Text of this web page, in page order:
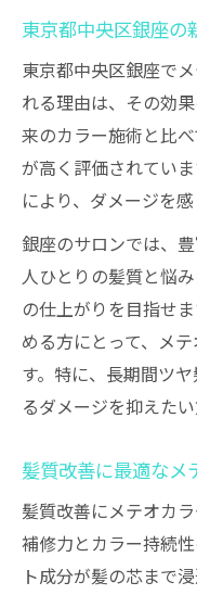
東京都中央区銀座の
東京都中央区銀座で
れる理由は、その効
来のカラー施術と比
が高く評価されてい
により、ダメージを
銀座のサロンでは、
人ひとりの髪質と悩
の仕上がりを目指せ
める方にとって、メ
す。特に、長期間ツ
るダメージを抑えたい
髪質改善に最適なメ
髪質改善にメテオカ
補修力とカラー持続
ト成分が髪の芯まで